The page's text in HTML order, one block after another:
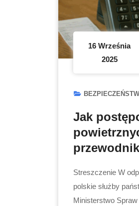
16 Września
2025
Jak
przewodnik
Streszczenie W
polskie służby
Ministerstwo